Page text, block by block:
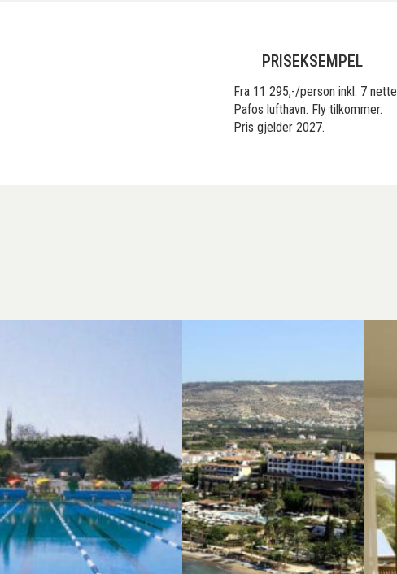
PRISEKSEMPEL
Fra 11 295,-/person inkl. 7
Pafos lufthavn. Fly tilkommer.
Pris gjelder 2027.